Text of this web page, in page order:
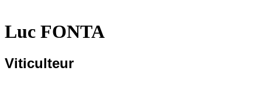
Luc FONTA
Viticulteur